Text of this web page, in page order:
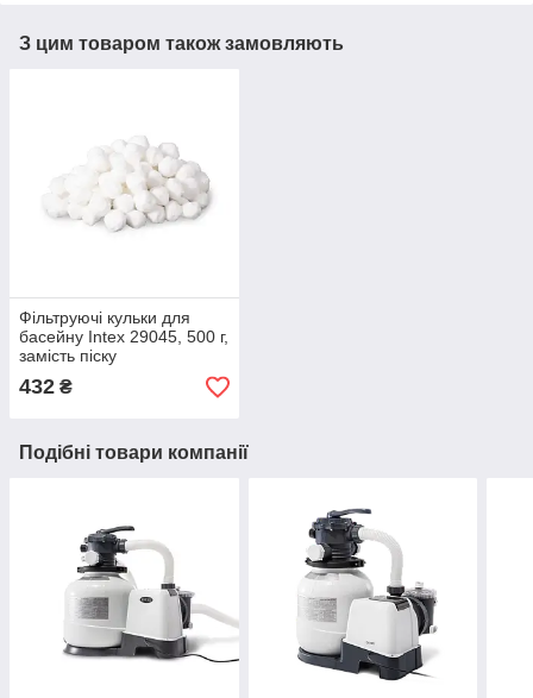
З цим товаром також замовляють
Фільтруючі кульки для
басейну Intex 29045, 500 г,
замість піску
432 ₴
Подібні товари компанії